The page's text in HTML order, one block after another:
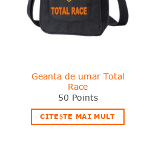
Geanta de umar Total
Race
50 Points
CITEȘTE MAI MULT